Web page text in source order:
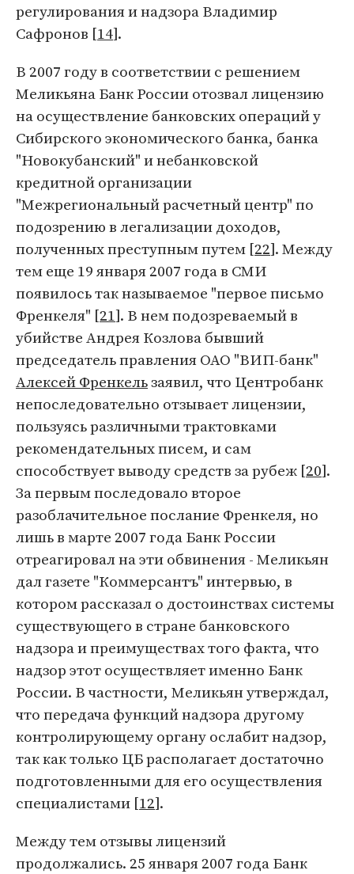
регулирования и надзора Владимир
Сафронов [14].
В 2007 году в соответствии с решением
Меликьяна Банк России отозвал лицензию
на осуществление банковских операций у
Сибирского экономического банка, банка
"Новокубанский" и небанковской
кредитной организации
"Межрегиональный расчетный центр" по
подозрению в легализации доходов,
полученных преступным путем [22]. Между
тем еще 19 января 2007 года в СМИ
появилось так называемое "первое письмо
Френкеля" [21]. В нем подозреваемый в
убийстве Андрея Козлова бывший
председатель правления ОАО "ВИП-банк"
Алексей Френкельзаявил, что Центробанк
непоследовательно отзывает лицензии,
пользуясь различными трактовками
рекомендательных писем, и сам
способствует выводу средств за рубеж [20].
За первым последовало второе
разоблачительное послание Френкеля, но
лишь в марте 2007 года Банк России
отреагировал на эти обвинения - Меликьян
дал газете "Коммерсантъ" интервью, в
котором рассказал о достоинствах системы
существующего в стране банковского
надзора и преимуществах того факта, что
надзор этот осуществляет именно Банк
России. В частности, Меликьян утверждал,
что передача функций надзора другому
контролирующему органу ослабит надзор,
так как только ЦБ располагает достаточно
подготовленными для его осуществления
специалистами [12].
Между тем отзывы лицензий
продолжались. 25 января 2007 года Банк